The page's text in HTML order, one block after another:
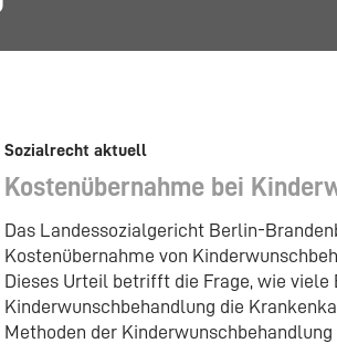
Sozialrecht aktuell
Kostenübernahme bei
Das Landessozialgericht Berlin-
Kostenübernahme von
Dieses Urteil betrifft die Frage, wie
Kinderwunschbehandlung die
Methoden der